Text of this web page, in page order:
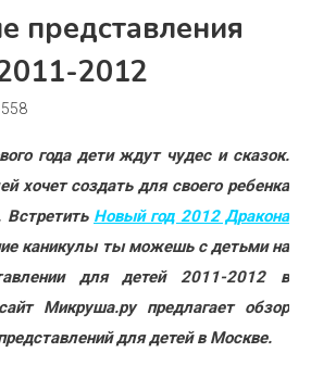
представления
2012
года дети ждут чудес и сказок.
хочет создать для своего ребенка
Встретить Новый год 2012 Дракона
каникулы ты можешь с детьми на
для детей 2011-2012 в
Микруша.ру предлагает обзор
для детей в Москве.